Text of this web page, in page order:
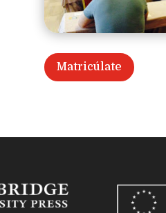
Matricúlate